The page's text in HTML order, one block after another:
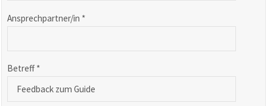
Ansprechpartner/in *
Betreff *